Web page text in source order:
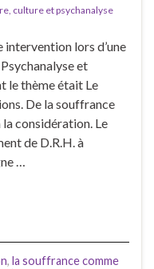
culture et psychanalyse
intervention lors d’une
et
le thème était Le
De la souffrance
considération. Le
de D.R.H. à
…
, la souffrance comme